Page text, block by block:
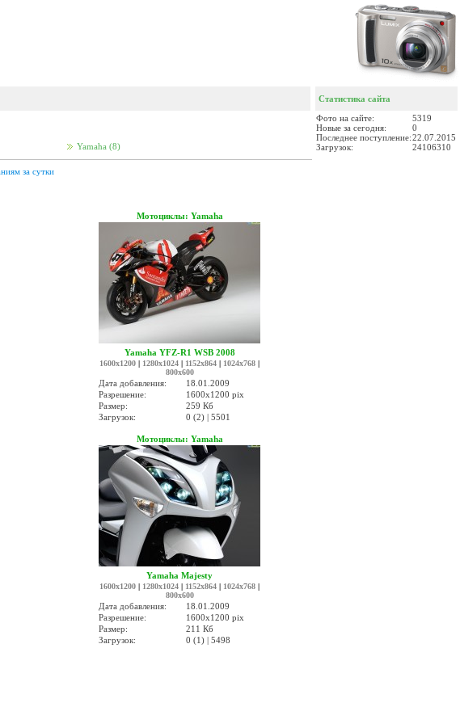
Yamaha (8)
за сутки
Мотоциклы: Yamaha
Yamaha YFZ-R1 WSB 2008
1600x1200 | 1280x1024 | 1152x864 | 1024x768 |
800x600
Дата добавления:
18.01.2009
Разрешение:
1600x1200 pix
Размер:
259 Кб
Загрузок:
0 (2) | 5501
Мотоциклы: Yamaha
Yamaha Majesty
1600x1200 | 1280x1024 | 1152x864 | 1024x768 |
800x600
Дата добавления:
18.01.2009
Разрешение:
1600x1200 pix
Размер:
211 Кб
Загрузок:
0 (1) | 5498
Статистика сайта
Фото на сайте:
5319
Новые за сегодня:
0
Последнее поступление:22.07.2015
Загрузок:
24106310